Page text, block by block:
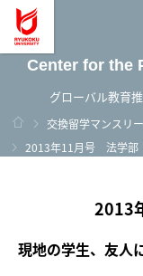
Center for the
グローバル教育
ホーム
交換留学マンスリ
2013年11月号 法学
2013
現地の学生、友人